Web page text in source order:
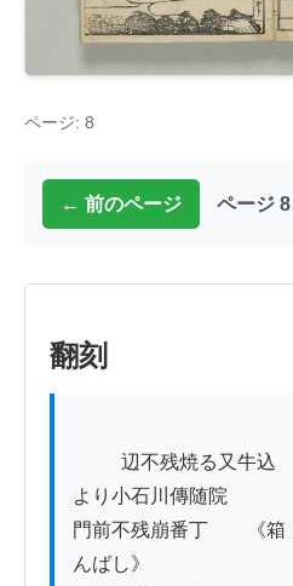
ページ: 8
← 前のページ ページ
翻刻
より小石川傳随院
門前不残崩番丁ゟ　《箱
んばし》